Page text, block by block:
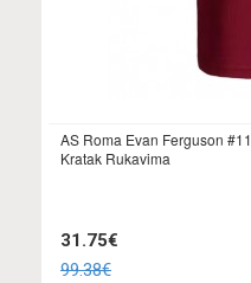
AS Roma Evan Ferguson
Kratak Rukavima
31.75€
99.38€